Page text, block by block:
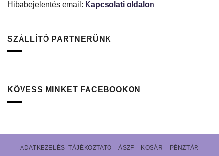
Hibabejelentés email: Kapcsolati oldalon
SZÁLLÍTÓ PARTNERÜNK
KÖVESS MINKET FACEBOOKON
ADATKEZELÉSI TÁJÉKOZTATÓ ÁSZF KOSÁR PÉNZTÁR